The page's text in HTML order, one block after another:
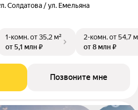
Солдатова / ул. Емельяна
1-комн.от 35,2 м²
от 5,1 млн ₽
2-комн.от 54,7
от 8 млн ₽
Позвоните мне